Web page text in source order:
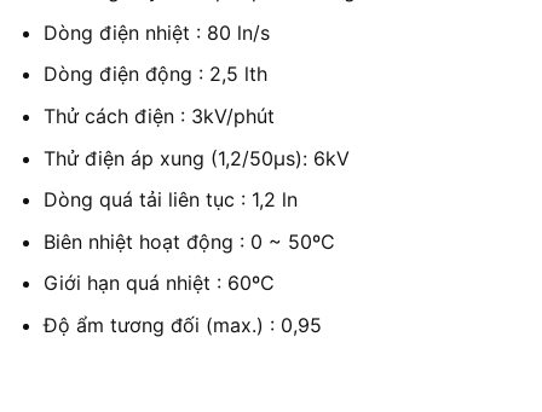
Dòng điện nhiệt : 80 ln/s
Dòng điện động : 2,5 lth
Thử cách điện : 3kV/phút
Thử điện áp xung (1,2/50µs): 6kV
Dòng quá tải liên tục : 1,2 ln
Biên nhiệt hoạt động : 0 ~ 50ºC
Giới hạn quá nhiệt : 60ºC
Độ ẩm tương đối (max.) : 0,95